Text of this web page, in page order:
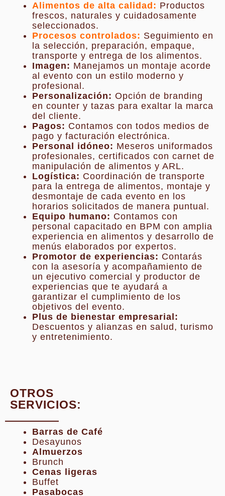
Alimentos de alta calidad: Productos
frescos, naturales y cuidadosamente
seleccionados.
Procesos controlados: Seguimiento en
la selección, preparación, empaque,
transporte y entrega de los alimentos.
Imagen: Manejamos un montaje acorde
al evento con un estilo moderno y
profesional.
Personalización: Opción de branding
en counter y tazas para exaltar la marca
del cliente.
Pagos: Contamos con todos medios de
pago y facturación electrónica.
Personal idóneo: Meseros uniformados
profesionales, certificados con carnet de
manipulación de alimentos y ARL.
Logística: Coordinación de transporte
para la entrega de alimentos, montaje y
desmontaje de cada evento en los
horarios solicitados de manera puntual.
Equipo humano: Contamos con
personal capacitado en BPM con amplia
experiencia en alimentos y desarrollo de
menús elaborados por expertos.
Promotor de experiencias: Contarás
con la asesoría y acompañamiento de
un ejecutivo comercial y productor de
experiencias que te ayudará a
garantizar el cumplimiento de los
objetivos del evento.
Plus de bienestar empresarial:
Descuentos y alianzas en salud, turismo
y entretenimiento.
OTROS
SERVICIOS:
Barras de Café
Desayunos
Almuerzos
Brunch
Cenas ligeras
Buffet
Pasabocas